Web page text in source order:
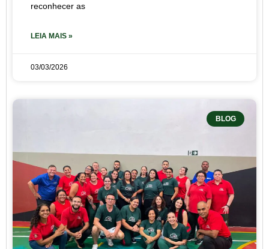
reconhecer as
LEIA MAIS »
03/03/2026
BLOG